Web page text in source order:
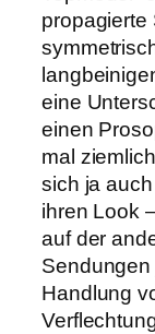
propagierte
eine
einen
mal
sich ja
ihren Look
auf der
Handlung